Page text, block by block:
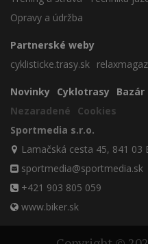
Opravy a údržba
Partnerské weby
cyklisticke.trasy.sk
Novinky Cyklotrasy Bazár
Nezaradené
Cookies
Sportmedia s.r.o.
Lamačská cesta 45, 841 03
sportmedia@sportmedia.sk
+421 903 805 059
www.biker.sk